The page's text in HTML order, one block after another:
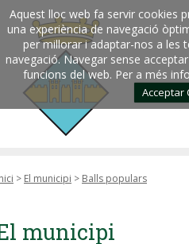
Aquest lloc web fa servir cookies
una experiència de navegació
per millorar i adaptar-nos a les
navegació. Navegar sense
funcions del web. Per a més
Acceptar
> El municipi > Balls populars
municipi